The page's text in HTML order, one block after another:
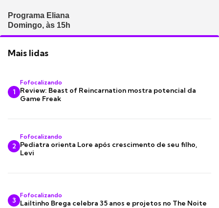
Programa Eliana
Domingo, às 15h
Mais lidas
1
Fofocalizando
Review: Beast of Reincarnation mostra potencial da
Game Freak
2
Fofocalizando
Pediatra orienta Lore após crescimento de seu filho,
Levi
3
Fofocalizando
Lailtinho Brega celebra 35 anos e projetos no The Noite